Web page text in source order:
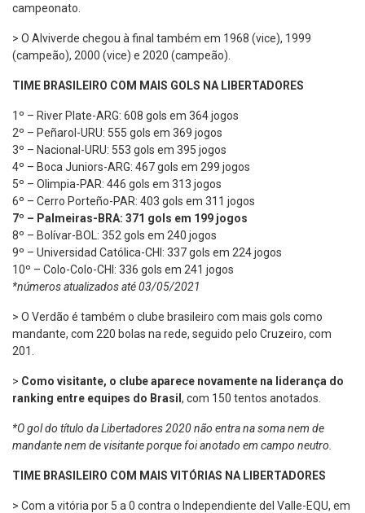
campeonato.
> O Alviverde chegou à final também em 1968 (vice), 1999
(campeão), 2000 (vice) e 2020 (campeão).
TIME BRASILEIRO COM MAIS GOLS NA LIBERTADORES
1º – River Plate-ARG: 608 gols em 364 jogos
2º – Peñarol-URU: 555 gols em 369 jogos
3º – Nacional-URU: 553 gols em 395 jogos
4º – Boca Juniors-ARG: 467 gols em 299 jogos
5º – Olimpia-PAR: 446 gols em 313 jogos
6º – Cerro Porteño-PAR: 403 gols em 311 jogos
7º – Palmeiras-BRA: 371 gols em 199 jogos
8º – Bolívar-BOL: 352 gols em 240 jogos
9º – Universidad Católica-CHI: 337 gols em 224 jogos
10º – Colo-Colo-CHI: 336 gols em 241 jogos
*números atualizados até 03/05/2021
> O Verdão é também o clube brasileiro com mais gols como
mandante, com 220 bolas na rede, seguido pelo Cruzeiro, com
201.
> Como visitante, o clube aparece novamente na liderança do
ranking entre equipes do Brasil , com 150 tentos anotados.
*O gol do título da Libertadores 2020 não entra na soma nem de
mandante nem de visitante porque foi anotado em campo neutro.
TIME BRASILEIRO COM MAIS VITÓRIAS NA LIBERTADORES
> Com a vitória por 5 a 0 contra o Independiente del Valle-EQU, em